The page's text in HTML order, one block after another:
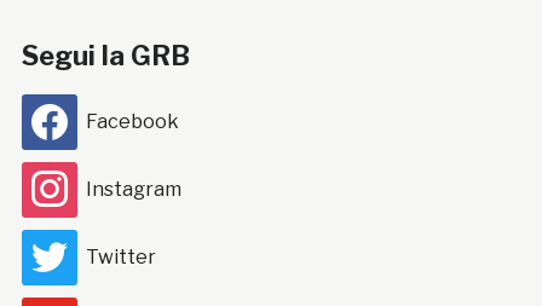
Segui la GRB
Facebook
Instagram
Twitter